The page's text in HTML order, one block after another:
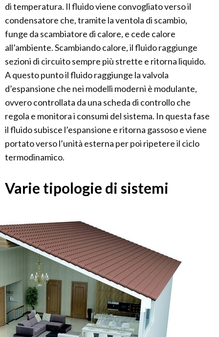
di temperatura. Il fluido viene convogliato verso il
condensatore che, tramite la ventola di scambio,
funge da scambiatore di calore, e cede calore
all’ambiente. Scambiando calore, il fluido raggiunge
sezioni di circuito sempre più strette e ritorna liquido.
A questo punto il fluido raggiunge la valvola
d’espansione che nei modelli moderni è modulante,
ovvero controllata da una scheda di controllo che
regola e monitora i consumi del sistema. In questa fase
il fluido subisce l’espansione e ritorna gassoso e viene
portato verso l’unità esterna per poi ripetere il ciclo
termodinamico.
Varie tipologie di sistemi